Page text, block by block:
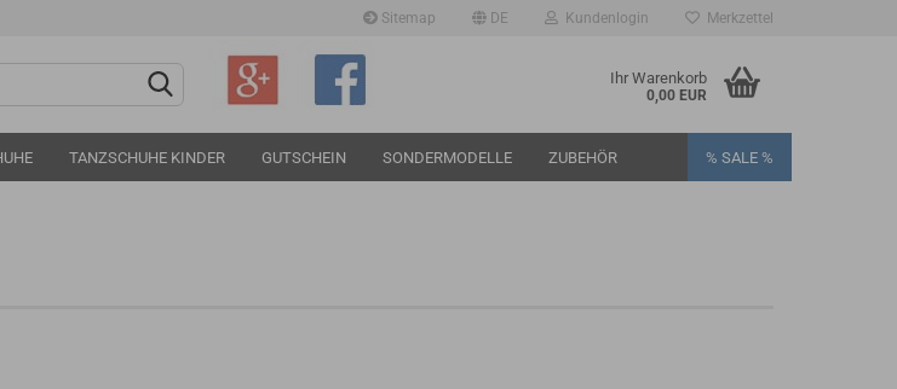
Sitemap DE
Sprache auswählen
Kundenlogin Merkzettel
Ihr Warenkorb
0,00 EUR
TANZSCHUHE KINDER GUTSCHEIN SONDERMODELLE ZUBEHÖR % SALE %